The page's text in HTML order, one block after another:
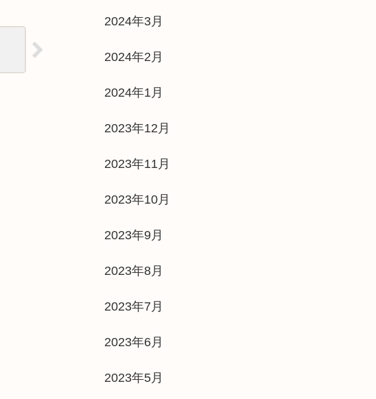
2024年3月
2024年2月
2024年1月
2023年12月
2023年11月
2023年10月
2023年9月
2023年8月
2023年7月
2023年6月
2023年5月